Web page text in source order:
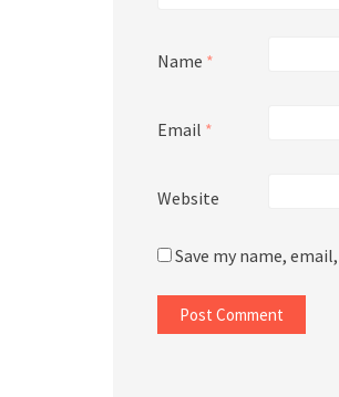
Name *
Email *
Website
Save my name,